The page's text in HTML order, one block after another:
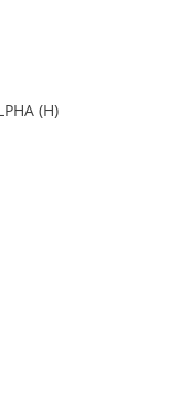
(Н)